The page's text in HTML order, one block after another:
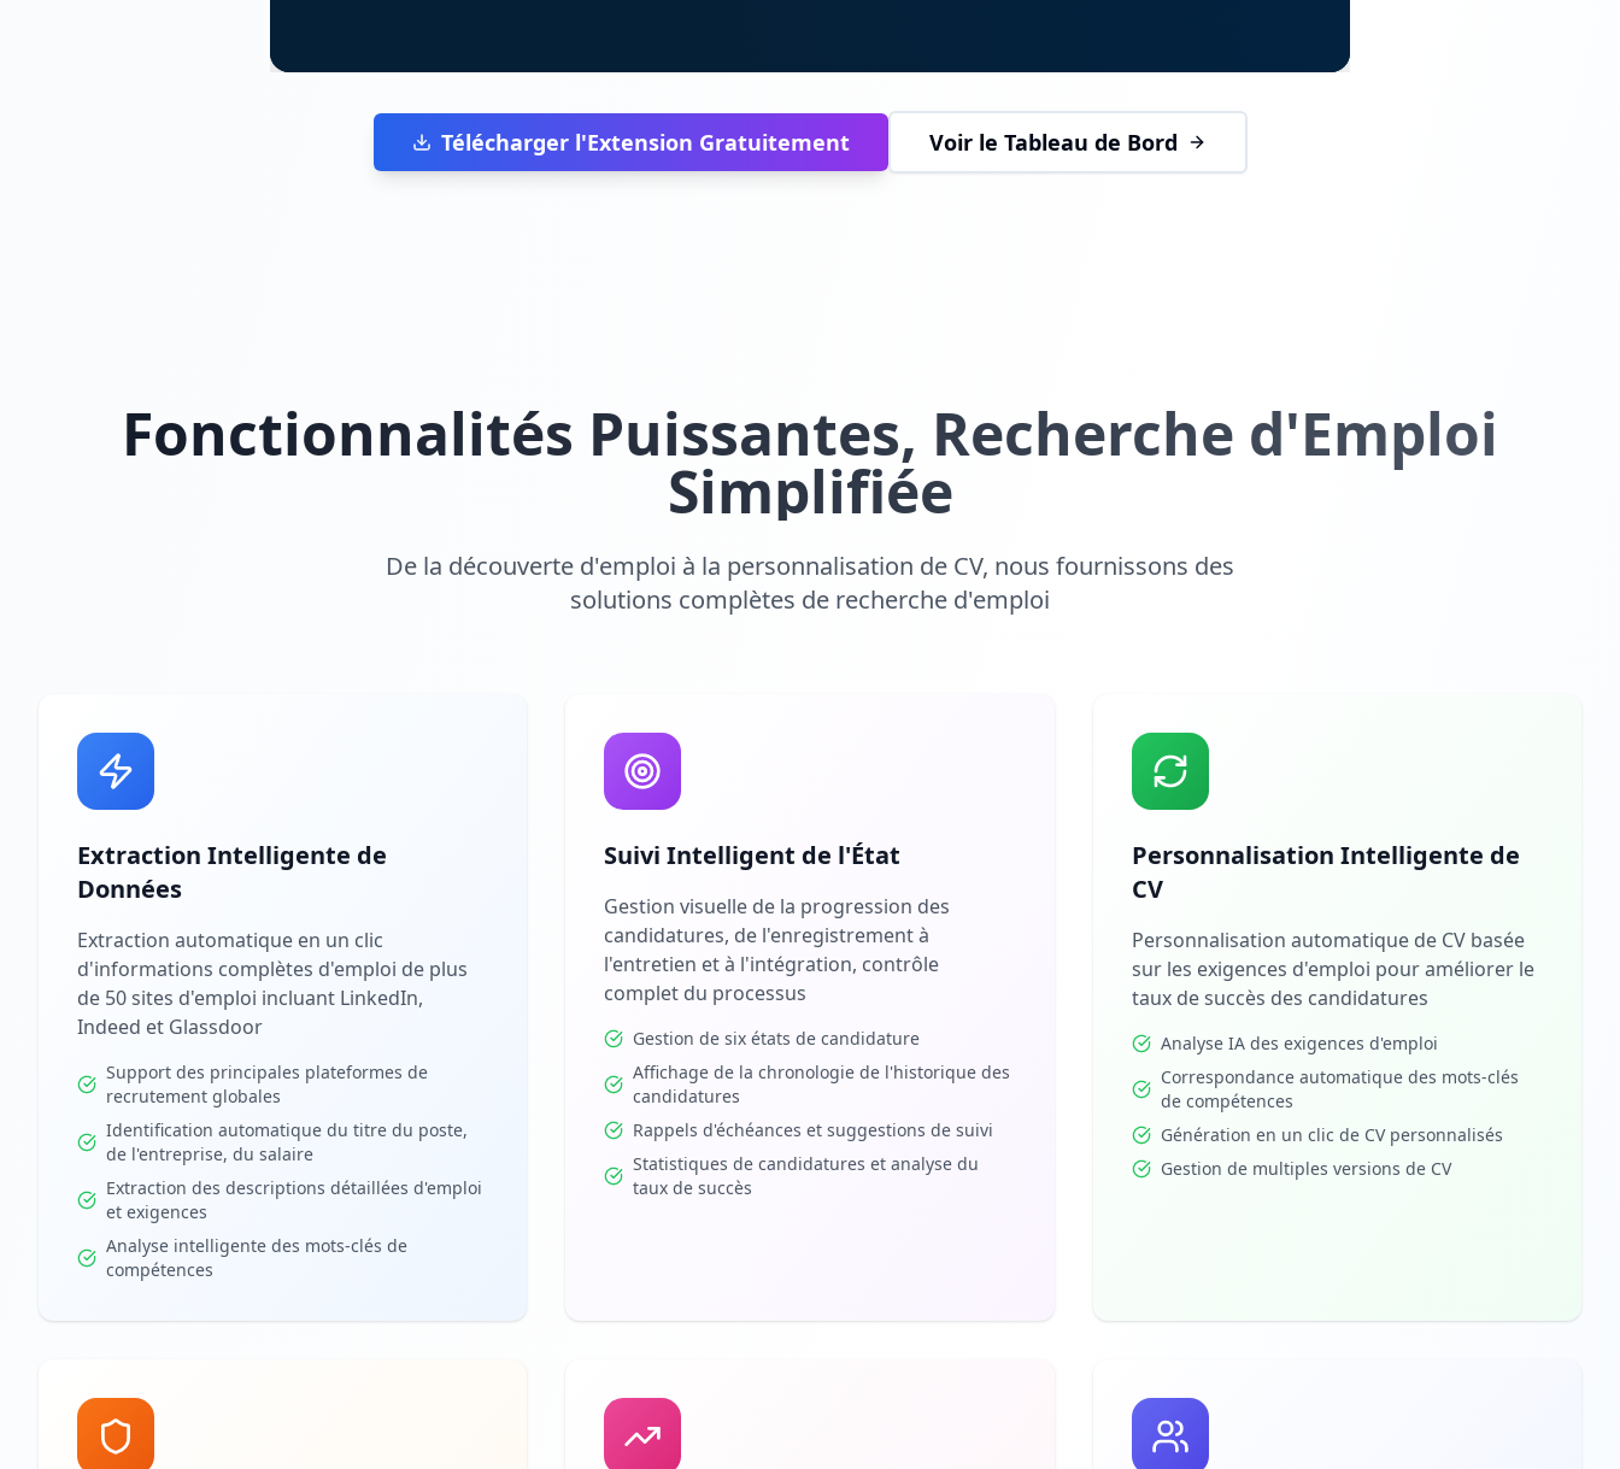
Télécharger l'Extension Gratuitement Voir le Tableau de Bord
Fonctionnalités Puissantes, Recherche d'Emploi
Simplifiée
De la découverte d'emploi à la personnalisation de CV, nous fournissons des
solutions complètes de recherche d'emploi
Extraction Intelligente de
Données
Extraction automatique en un clic
d'informations complètes d'emploi de plus
de 50 sites d'emploi incluant LinkedIn,
Indeed et Glassdoor
Support des principales plateformes de
recrutement globales
Identification automatique du titre du poste,
de l'entreprise, du salaire
Extraction des descriptions détaillées d'emploi
et exigences
Analyse intelligente des mots-clés de
compétences
Suivi Intelligent de l'État
Gestion visuelle de la progression des
candidatures, de l'enregistrement à
l'entretien et à l'intégration, contrôle
complet du processus
Gestion de six états de candidature
Affichage de la chronologie de l'historique des
candidatures
Rappels d'échéances et suggestions de suivi
Statistiques de candidatures et analyse du
taux de succès
Personnalisation Intelligente de
CV
Personnalisation automatique de CV basée
sur les exigences d'emploi pour améliorer le
taux de succès des candidatures
Analyse IA des exigences d'emploi
Correspondance automatique des mots-clés
de compétences
Génération en un clic de CV personnalisés
Gestion de multiples versions de CV